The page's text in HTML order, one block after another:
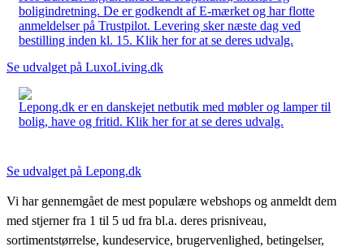
boligindretning. De er godkendt af E-mærket og har flotte
anmeldelser på Trustpilot. Levering sker næste dag ved
bestilling inden kl. 15. Klik her for at se deres udvalg.
Se udvalget på LuxoLiving.dk
Lepong.dk er en danskejet netbutik med møbler og lamper til
bolig, have og fritid. Klik her for at se deres udvalg.
Se udvalget på Lepong.dk
Vi har gennemgået de mest populære webshops og anmeldt dem
med stjerner fra 1 til 5 ud fra bl.a. deres prisniveau,
sortimentstørrelse, kundeservice, brugervenlighed, betingelser,